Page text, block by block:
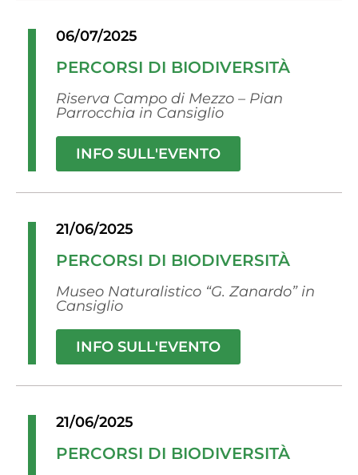
06/07/2025
PERCORSI DI BIODIVERSITÀ
Riserva Campo di Mezzo – Pian
Parrocchia in Cansiglio
INFO SULL'EVENTO
21/06/2025
PERCORSI DI BIODIVERSITÀ
Museo Naturalistico “G. Zanardo” in
Cansiglio
INFO SULL'EVENTO
21/06/2025
PERCORSI DI BIODIVERSITÀ